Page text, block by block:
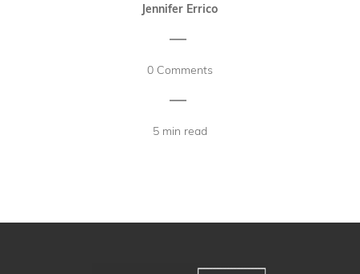
Jennifer Errico
|
0 Comments
|
5 min read